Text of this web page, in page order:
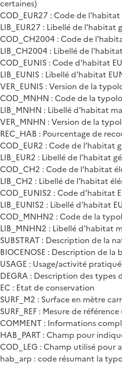
certaines)
COD_EUR27 : Code de
LIB_EUR27 : Libellé de l'habitat
COD_CH2004 : Code de
LIB_CH2004 : Libellé de
COD_EUNIS : Code d'habitat
LIB_EUNIS : Libellé d'habitat
VER_EUNIS : Version de la
COD_MNHN : Code de la
LIB_MNHN : Libellé d'habitat
VER_MNHN : Version de la
REC_HAB : Pourcentage de
COD_EUR2 : Code de l’habitat
LIB_EUR2 : Libellé de l’habitat
COD_CH2 : Code de l’habitat
LIB_CH2 : Libellé de l’habitat
COD_EUNIS2 : Code d’habitat
LIB_EUNIS2 : Libellé d’habitat
COD_MNHN2 : Code de la
LIB_MNHN2 : Libellé d'habitat
SUBSTRAT : Description de la
BIOCENOSE : Description de
USAGE : Usage/activité
DEGRA : Description des types
EC : Etat de conservation
SURF_M2 : Surface en mètre
SURF_REF : Mesure de
COMMENT : Informations
HAB_PART : Champ pour
COD_LEG : Champ utilisé
hab_arp : code résumant la